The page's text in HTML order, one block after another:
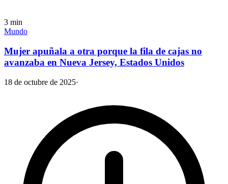
3 min
Mundo
Mujer apuñala a otra porque la fila de cajas no
avanzaba en Nueva Jersey, Estados Unidos
18 de octubre de 2025·